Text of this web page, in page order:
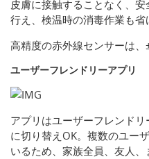
皮膚に接触することなく、
行え、検温時の消毒作業も省
高精度の赤外線センサーは
ユーザーフレンドリーアプリ
アプリはユーザーフレンド
に切り替えOK。複数のユー
いるため、家族全員、友人、